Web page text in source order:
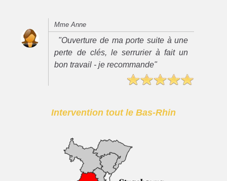
Mme Anne
"Ouverture de ma porte suite à une
perte de clés, le serrurier à fait un
bon travail - je recommande"
Intervention tout le Bas-Rhin